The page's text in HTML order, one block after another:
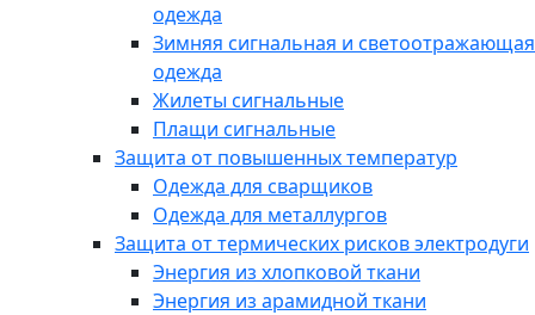
одежда
Зимняя сигнальная и светоотражающая
одежда
Жилеты сигнальные
Плащи сигнальные
Защита от повышенных температур
Одежда для сварщиков
Одежда для металлургов
Защита от термических рисков электродуги
Энергия из хлопковой ткани
Энергия из арамидной ткани